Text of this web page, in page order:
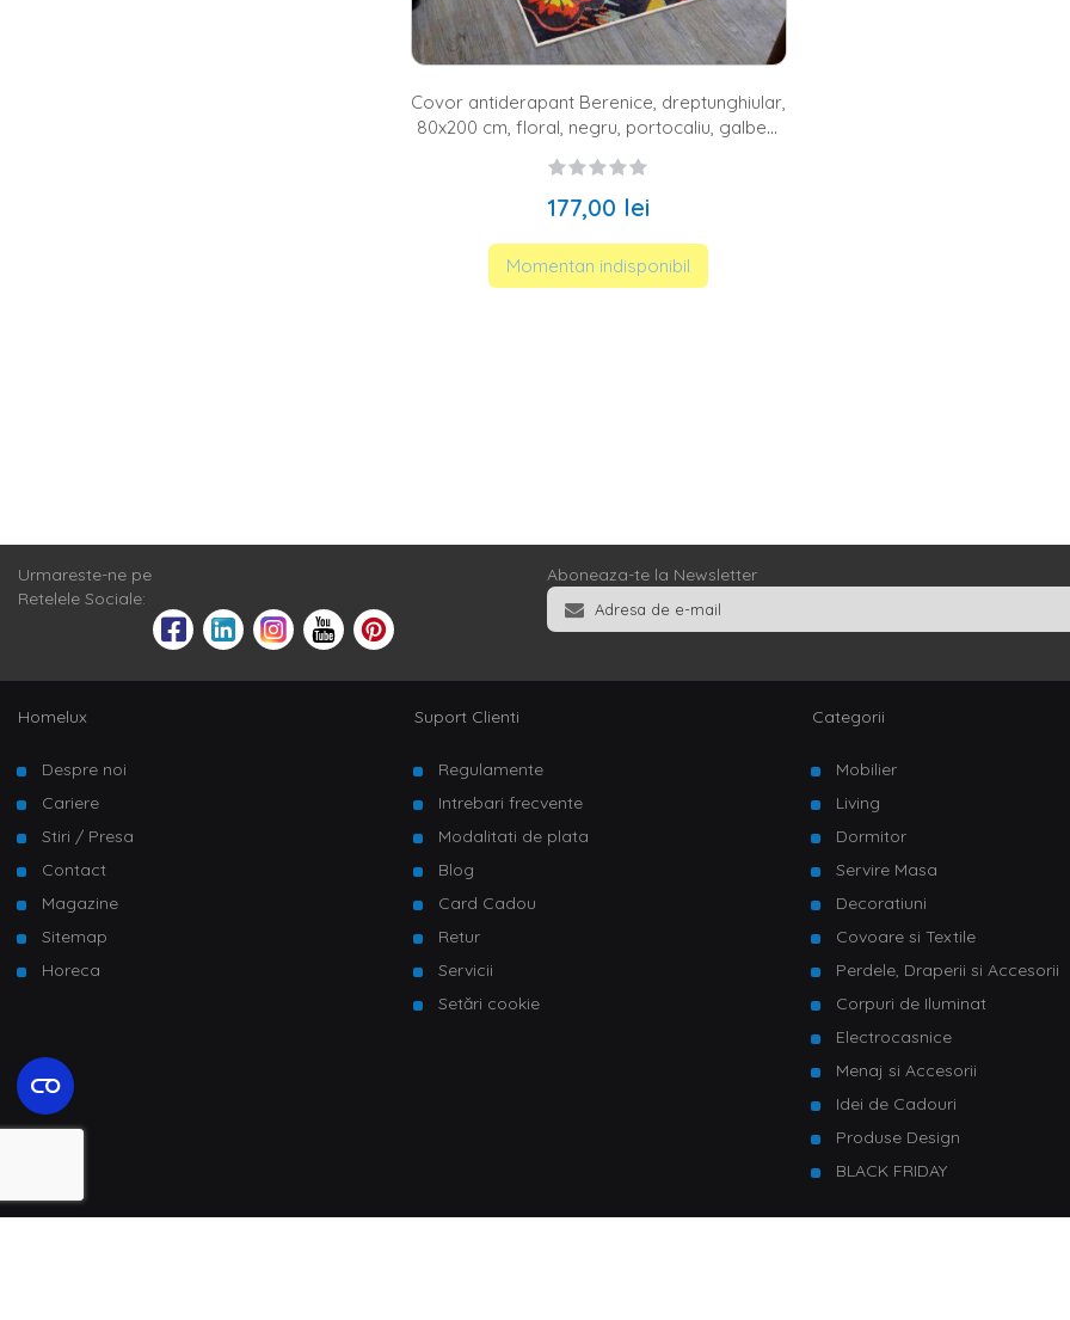
La Homelux gasesti covoare pentru intreaga casa
Pe langa gama variata de covoare de bucatarie, la Homelux te asteapta si
Covor antiderapant Berenice, dreptunghiular,
80x200 cm, floral, negru, portocaliu, galben,
177,00 lei
Momentan indisponibil
Urmareste-ne pe
Retelele Sociale:
Aboneaza-te la Newsletter
Homelux
Despre noi
Cariere
Stiri / Presa
Contact
Magazine
Sitemap
Horeca
Suport Clienti
Regulamente
Intrebari frecvente
Modalitati de plata
Blog
Card Cadou
Retur
Servicii
Setări cookie
Categorii
Mobilier
Living
Dormitor
Servire Masa
Decoratiuni
Covoare si Textile
Perdele, Draperii si Accesorii
Corpuri de Iluminat
Electrocasnice
Menaj si Accesorii
Idei de Cadouri
Produse Design
BLACK FRIDAY